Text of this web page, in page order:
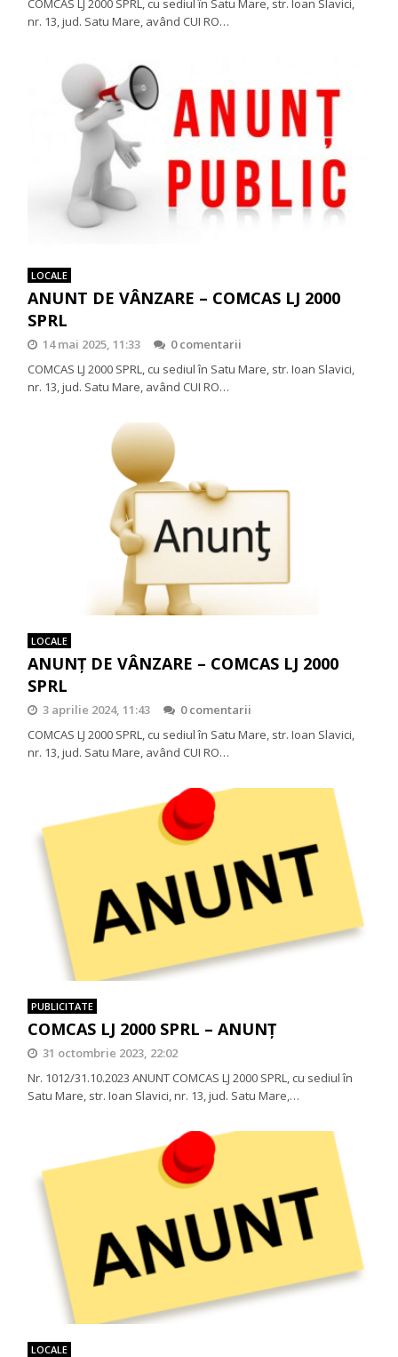
COMCAS LJ 2000 SPRL, cu sediul în Satu Mare, str. Ioan Slavici,
nr. 13, jud. Satu Mare, având CUI RO…
LOCALE
ANUNT DE VÂNZARE – COMCAS LJ 2000
SPRL
14 mai 2025, 11:33
0 comentarii
COMCAS LJ 2000 SPRL, cu sediul în Satu Mare, str. Ioan Slavici,
nr. 13, jud. Satu Mare, având CUI RO…
LOCALE
ANUNȚ DE VÂNZARE – COMCAS LJ 2000
SPRL
3 aprilie 2024, 11:43
0 comentarii
COMCAS LJ 2000 SPRL, cu sediul în Satu Mare, str. Ioan Slavici,
nr. 13, jud. Satu Mare, având CUI RO…
PUBLICITATE
COMCAS LJ 2000 SPRL – ANUNŢ
31 octombrie 2023, 22:02
Nr. 1012/31.10.2023 ANUNT COMCAS LJ 2000 SPRL, cu sediul în
Satu Mare, str. Ioan Slavici, nr. 13, jud. Satu Mare,…
LOCALE